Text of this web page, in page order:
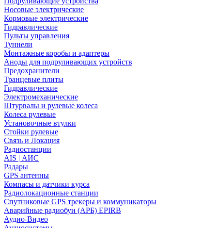
Носовые электрические
Кормовые электрические
Гидравлические
Пульты управления
Туннели
Монтажные коробы и адаптеры
Аноды для подруливающих устройств
Предохранители
Транцевые плиты
Гидравлические
Электромеханические
Штурвалы и рулевые колеса
Колеса рулевые
Установочные втулки
Стойки рулевые
Связь и Локация
Радиостанции
AIS | АИС
Радары
GPS антенны
Компасы и датчики курса
Радиолокационные станции
Спутниковые GPS трекеры и коммуникаторы
Аварийные радиобуи (АРБ) EPIRB
Аудио-Видео